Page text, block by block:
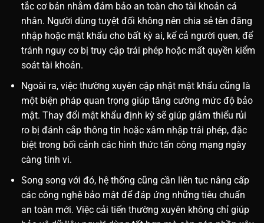
tắc cơ bản nhằm đảm bảo an toàn cho tài khoản cá
nhân. Người dùng tuyệt đối không nên chia sẻ tên đăng
nhập hoặc mật khẩu cho bất kỳ ai, kể cả người quen, để
tránh nguy cơ bị truy cập trái phép hoặc mất quyền kiểm
soát tài khoản.
Ngoài ra, việc thường xuyên cập nhật mật khẩu cũng là
một biện pháp quan trọng giúp tăng cường mức độ bảo
mật. Thay đổi mật khẩu định kỳ sẽ giúp giảm thiểu rủi
ro bị đánh cắp thông tin hoặc xâm nhập trái phép, đặc
biệt trong bối cảnh các hình thức tấn công mạng ngày
càng tinh vi.
Song song với đó, hệ thống cũng cần liên tục nâng cấp
các công nghệ bảo mật để đáp ứng những tiêu chuẩn
an toàn mới. Việc cải tiến thường xuyên không chỉ giúp